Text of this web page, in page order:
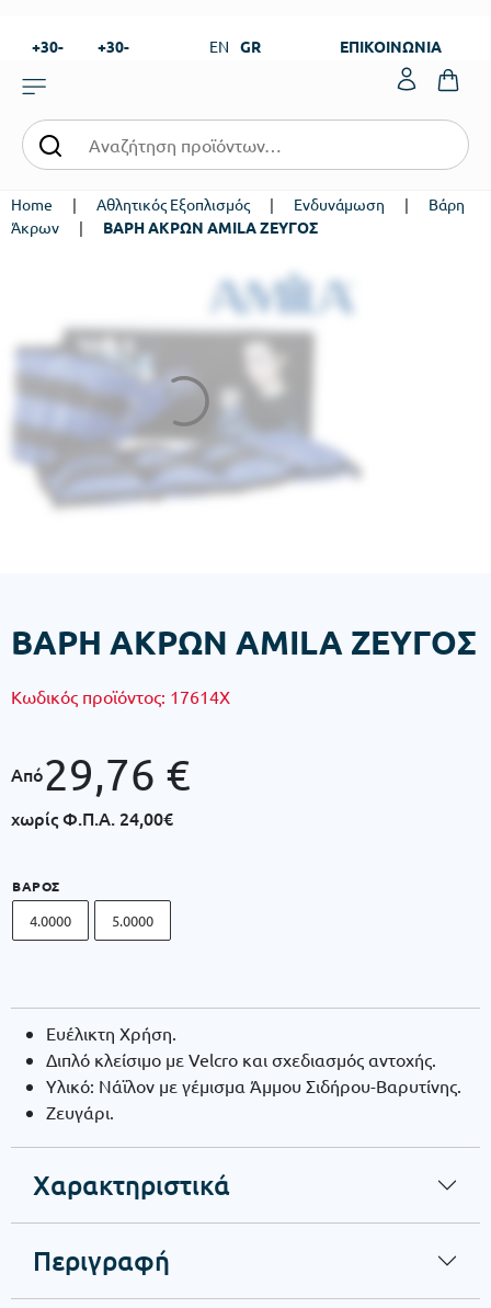
+30-
99273
+30-
EN GR ΕΠΙΚΟΙΝΩΝΙΑ
Home | Αθλητικός Εξοπλισμός | Ενδυνάμωση |
Βάρη
Άκρων
| ΒΑΡΗ ΑΚΡΩΝ AMILA ΖΕΥΓΟΣ
ΒΑΡΗ ΑΚΡΩΝ AMILA ΖΕΥΓΟΣ
Κωδικός προϊόντος: 17614X
Από29,76 €
χωρίς Φ.Π.Α. 24,00€
ΒΆΡΟΣ
4.0000 5.0000
Ευέλικτη Χρήση.
Διπλό κλείσιμο με Velcro και σχεδιασμός αντοχής.
Υλικό: Νάϊλον με γέμισμα Άμμου Σιδήρου-Βαρυτίνης.
Ζευγάρι.
Χαρακτηριστικά
Περιγραφή